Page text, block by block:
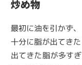
炒め物
最初に油を引かず
十分に脂が出てき
出てきた脂が多す